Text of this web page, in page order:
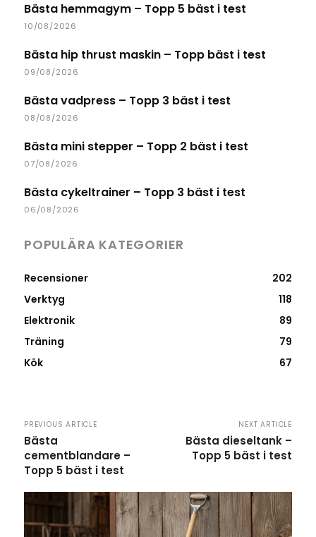
Bästa hemmagym – Topp 5 bäst i test
10/08/2026
Bästa hip thrust maskin – Topp bäst i test
09/08/2026
Bästa vadpress – Topp 3 bäst i test
08/08/2026
Bästa mini stepper – Topp 2 bäst i test
07/08/2026
Bästa cykeltrainer – Topp 3 bäst i test
06/08/2026
POPULÄRA KATEGORIER
Recensioner
202
Verktyg
118
Elektronik
89
Träning
79
Kök
67
PREVIOUS ARTICLE
Bästa
cementblandare –
Topp 5 bäst i test
NEXT ARTICLE
Bästa dieseltank –
Topp 5 bäst i test